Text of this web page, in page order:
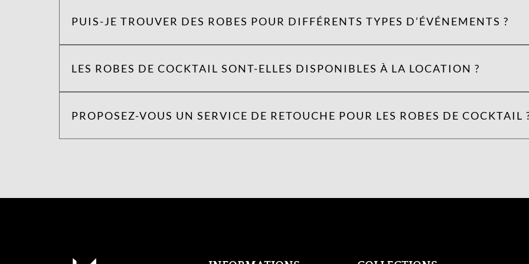
PUIS-JE TROUVER DES ROBES POUR DIFFÉRENTS TYPES D’ÉVÉNEMENTS ?
LES ROBES DE COCKTAIL SONT-ELLES DISPONIBLES À LA LOCATION ?
PROPOSEZ-VOUS UN SERVICE DE RETOUCHE POUR LES ROBES DE COCKTAIL